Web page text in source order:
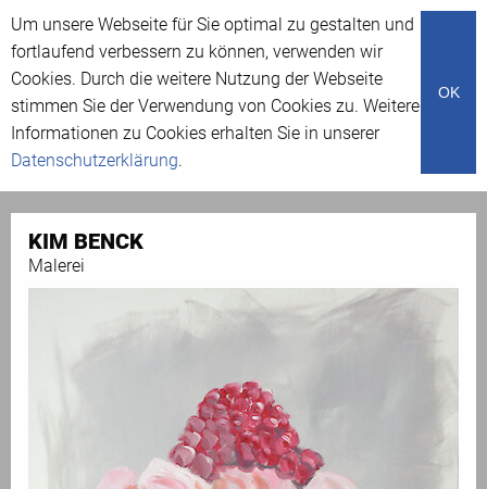
Aktive Künstler/innen
KIM BENCK
Malerei
Um unsere Webseite für Sie optimal zu gestalten und
fortlaufend verbessern zu können, verwenden wir
Cookies. Durch die weitere Nutzung der Webseite
stimmen Sie der Verwendung von Cookies zu. Weitere
Informationen zu Cookies erhalten Sie in unserer
Datenschutzerklärung.
OK